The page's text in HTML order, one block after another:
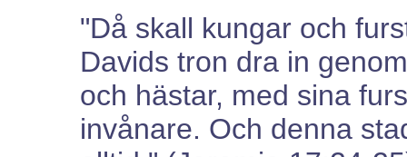
"Då skall kungar och
Davids tron dra in
och hästar, med sina
invånare. Och denna